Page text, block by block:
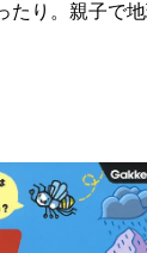
たり。親子で